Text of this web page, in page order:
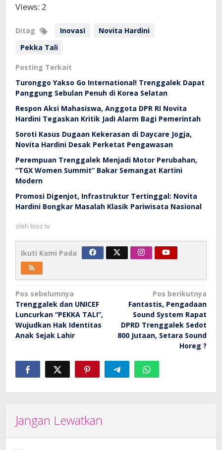
Views: 2
Ditag Inovasi
Novita Hardini
Pekka Tali
Posting Terkait
Turonggo Yakso Go International! Trenggalek Dapat
Panggung Sebulan Penuh di Korea Selatan
Respon Aksi Mahasiswa, Anggota DPR RI Novita
Hardini Tegaskan Kritik Jadi Alarm Bagi Pemerintah
Soroti Kasus Dugaan Kekerasan di Daycare Jogja,
Novita Hardini Desak Perketat Pengawasan
Perempuan Trenggalek Menjadi Motor Perubahan,
“TGX Women Summit” Bakar Semangat Kartini
Modern
Promosi Digenjot, Infrastruktur Tertinggal: Novita
Hardini Bongkar Masalah Klasik Pariwisata Nasional
oleh bioz tv
Ikuti Kami Pada
Navigasi
pos
Pos sebelumnya
Trenggalek dan UNICEF
Luncurkan “PEKKA TALI”,
Wujudkan Hak Identitas
Anak Sejak Lahir
Pos berikutnya
Fantastis, Pengadaan
Sound System Rapat
DPRD Trenggalek Sedot
800 Jutaan, Setara Sound
Horeg ?
Jangan Lewatkan